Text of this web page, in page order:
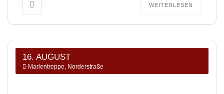
WEITERLESEN
16. AUGUST
Marientreppe, Norderstraße